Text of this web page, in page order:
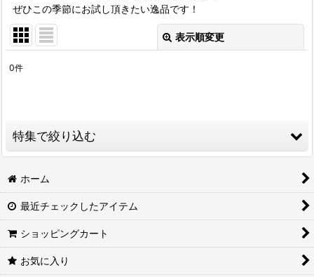
ぜひこの季節にお試し頂きたい逸品です！
表示順変更
絞り込む
0件
特集で絞り込む
醤油
徑山寺味噌
味噌
合わせ味噌
ホーム
最近チェックしたアイテム
ショッピングカート
お気に入り